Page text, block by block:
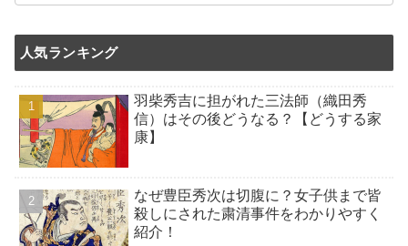
人気ランキング
羽柴秀吉に担がれた三法師（織田秀
信）はその後どうなる？【どうする家
康】
なぜ豊臣秀次は切腹に？女子供まで皆
殺しにされた粛清事件をわかりやすく
紹介！